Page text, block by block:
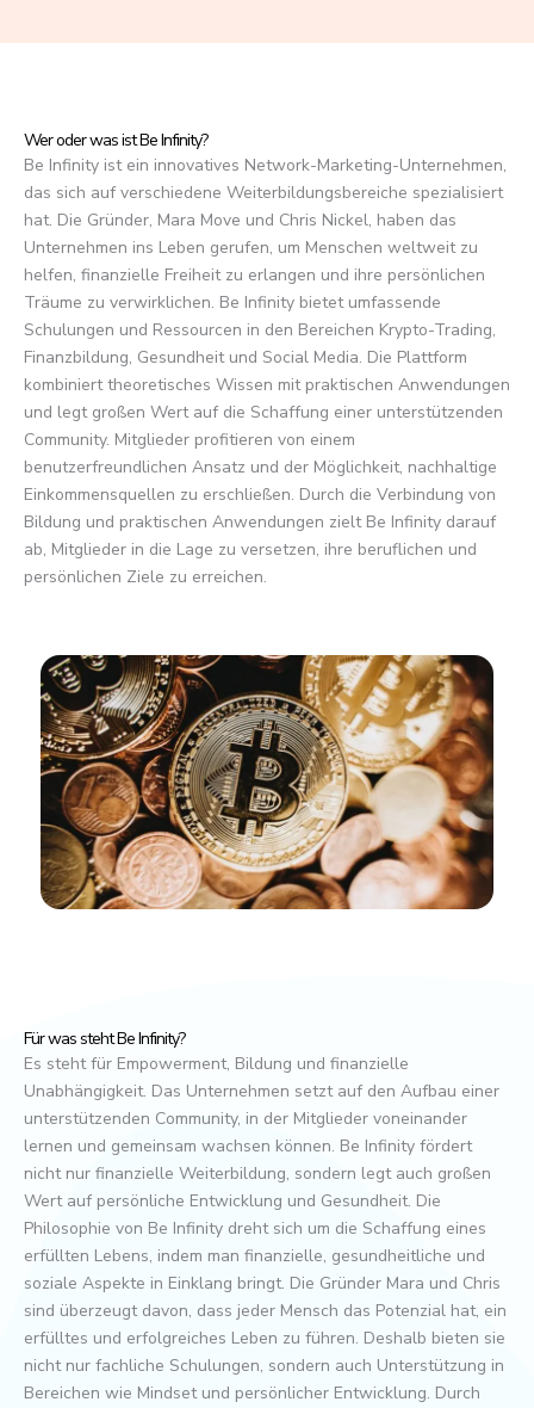
5
Wer oder was ist Be Infinity?
Be Infinity ist ein innovatives Network-Marketing-Unternehmen,
das sich auf verschiedene Weiterbildungsbereiche spezialisiert
hat. Die Gründer, Mara Move und Chris Nickel, haben das
Unternehmen ins Leben gerufen, um Menschen weltweit zu
helfen, finanzielle Freiheit zu erlangen und ihre persönlichen
Träume zu verwirklichen. Be Infinity bietet umfassende
Schulungen und Ressourcen in den Bereichen Krypto-Trading,
Finanzbildung, Gesundheit und Social Media. Die Plattform
kombiniert theoretisches Wissen mit praktischen Anwendungen
und legt großen Wert auf die Schaffung einer unterstützenden
Community. Mitglieder profitieren von einem
benutzerfreundlichen Ansatz und der Möglichkeit, nachhaltige
Einkommensquellen zu erschließen. Durch die Verbindung von
Bildung und praktischen Anwendungen zielt Be Infinity darauf
ab, Mitglieder in die Lage zu versetzen, ihre beruflichen und
persönlichen Ziele zu erreichen.
Für was steht Be Infinity?
Es steht für Empowerment, Bildung und finanzielle
Unabhängigkeit. Das Unternehmen setzt auf den Aufbau einer
unterstützenden Community, in der Mitglieder voneinander
lernen und gemeinsam wachsen können. Be Infinity fördert
nicht nur finanzielle Weiterbildung, sondern legt auch großen
Wert auf persönliche Entwicklung und Gesundheit. Die
Philosophie von Be Infinity dreht sich um die Schaffung eines
erfüllten Lebens, indem man finanzielle, gesundheitliche und
soziale Aspekte in Einklang bringt. Die Gründer Mara und Chris
sind überzeugt davon, dass jeder Mensch das Potenzial hat, ein
erfülltes und erfolgreiches Leben zu führen. Deshalb bieten sie
nicht nur fachliche Schulungen, sondern auch Unterstützung in
Bereichen wie Mindset und persönlicher Entwicklung. Durch